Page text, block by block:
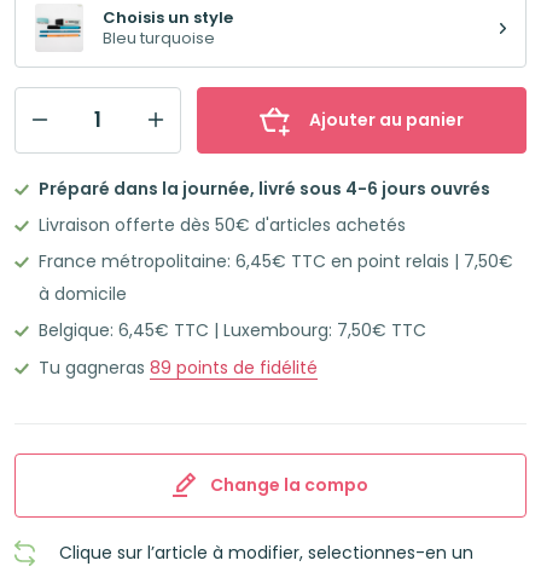
Choisis un style
Bleu turquoise
Mon
joli
kit
d'écriture
BLEU
TURQUOISE
Ajouter au panier
Préparé dans la journée, livré sous 4-6 jours ouvrés
Livraison offerte dès 50€ d'articles achetés
France métropolitaine: 6,45€ TTC en point relais | 7,50€
à domicile
Belgique: 6,45€ TTC | Luxembourg: 7,50€ TTC
Tu gagneras 89 points de fidélité
Change la compo
Clique sur l’article à modifier, selectionnes-en un